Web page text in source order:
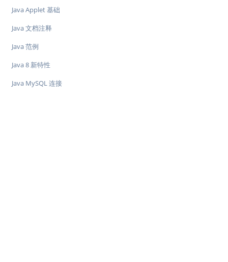
Java Applet 基础
Java 文档注释
Java 范例
Java 8 新特性
Java MySQL 连接